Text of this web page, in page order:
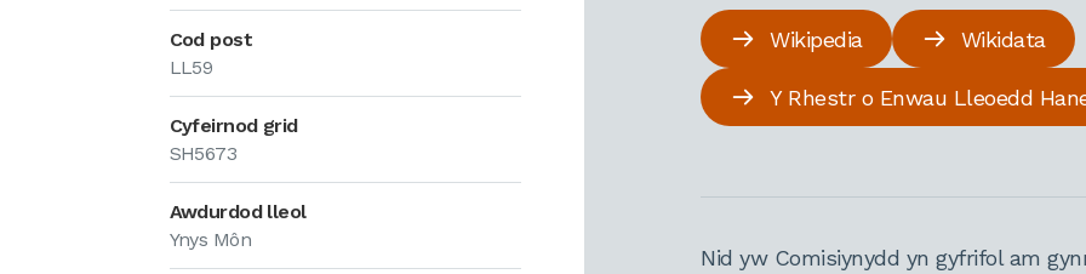
Cod post
LL59
Cyfeirnod grid
SH5673
Awdurdod lleol
Ynys Môn
Wikipedia Wikidata
Y Rhestr o Enwau Lleoedd
Nid yw Comisiynydd yn gyfrifol am